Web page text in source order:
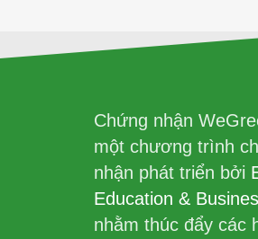
Chứng nhận
một chương trình
nhận phát triển bởi
Education &
nhằm thúc đẩy các